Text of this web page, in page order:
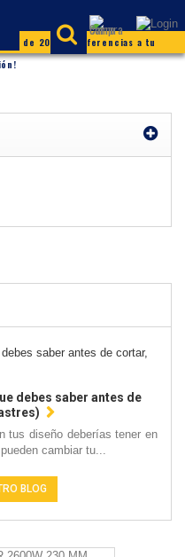
de 20.000 referencias a tu
debes saber antes de
tus diseño deberías tener en
cambiar tu...
BLOG